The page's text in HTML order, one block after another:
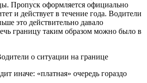
Пропуск оформляется официально
и действует в течение года. Водители
это действительно давало
границу таким образом можно было в
иначе: «платная» очередь гораздо